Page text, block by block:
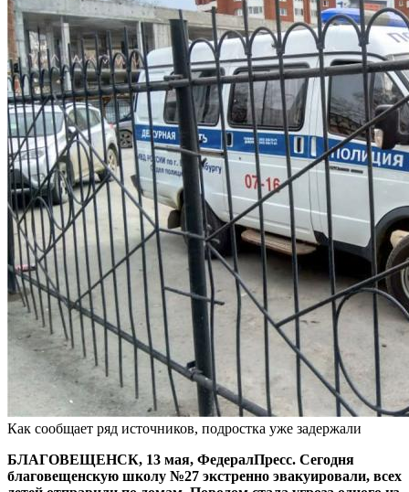
Как сообщает ряд источников, подростка уже задержали
БЛАГОВЕЩЕНСК, 13 мая, ФедералПресс. Сегодня
благовещенскую школу №27 экстренно эвакуировали, всех